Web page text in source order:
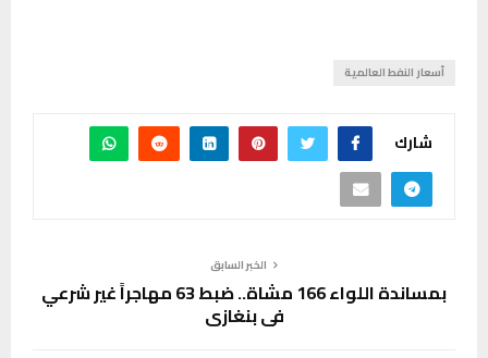
أسعار النفط العالمية
شارك
الخبر السابق
بمساندة اللواء 166 مشاة.. ضبط 63 مهاجراً غير شرعي
في بنغازي